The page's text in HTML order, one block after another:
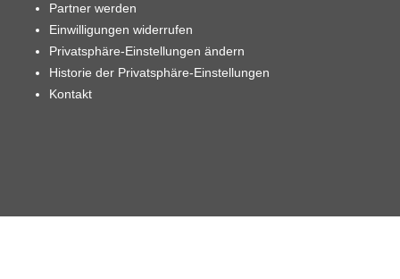
Partner werden
Einwilligungen widerrufen
Privatsphäre-Einstellungen ändern
Historie der Privatsphäre-Einstellungen
Kontakt